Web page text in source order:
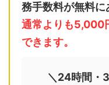
務手数料が無料に
通常よりも5,000
できます。
＼24時間・